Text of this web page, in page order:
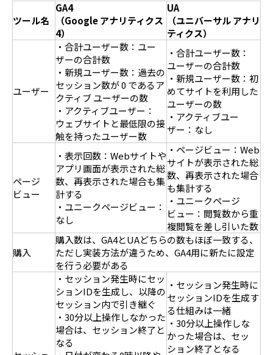
ツール名
GA4
（Google アナリティクス
4）
UA
（ユニバーサル アナリ
ティクス）
ユーザー
・合計ユーザー数：ユー
ザーの合計数
・新規ユーザー数：過去の
セッション数が 0 であるア
クティブ ユーザーの数
・アクティブユーザー：
ウェブサイトと最低限の接
触を持ったユーザー数
・合計ユーザー数：
ユーザーの合計数
・新規ユーザー数：初
めてサイトを利用した
ユーザーの数
・アクティブユー
ザー：なし
ページ
ビュー
・表示回数：Webサイトや
アプリ画面が表示された総
数、再表示された場合も集
計する
・ユニークページビュー：
なし
・ページビュー：Web
サイトが表示された総
数、再表示された場合
も集計する
・ユニークページ
ビュー：閲覧数から重
複閲覧を差し引いた数
購入
購入数は、GA4とUAどちらの数もほぼ一致する、
ただし実装方法が違うため、GA4用に新たに設定
を行う必要がある
・セッション発生時にセッ
ションIDを生成し、以降の
セッション内で引き継ぐ
・30分以上操作しなかった
場合は、セッション終了と
なる
・セッション発生時に
セッションIDを生成す
る仕組みは一緒
・30分以上操作しな
かった場合は、セッ
ション終了となる